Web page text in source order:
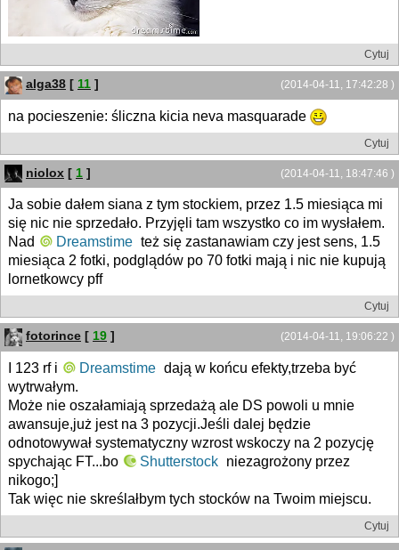
Cytuj
(2014-04-11, 17:42:28 )
alga38 [ 11 ]
na pocieszenie: śliczna kicia neva masquarade
Cytuj
(2014-04-11, 18:47:46 )
niolox [ 1 ]
Ja sobie dałem siana z tym stockiem, przez 1.5 miesiąca mi
się nic nie sprzedało. Przyjęli tam wszystko co im wysłałem.
Nad
Dreamstime też się zastanawiam czy jest sens, 1.5
miesiąca 2 fotki, podglądów po 70 fotki mają i nic nie kupują
lornetkowcy pff
Cytuj
(2014-04-11, 19:06:22 )
fotorince [ 19 ]
I 123 rf i Dreamstime dają w końcu efekty,trzeba być
wytrwałym.
Może nie oszałamiają sprzedażą ale DS powoli u mnie
awansuje,już jest na 3 pozycji.Jeśli dalej będzie
odnotowywał systematyczny wzrost wskoczy na 2 pozycję
spychając FT...bo
Shutterstock niezagrożony przez
nikogo;]
Tak więc nie skreślałbym tych stocków na Twoim miejscu.
Cytuj